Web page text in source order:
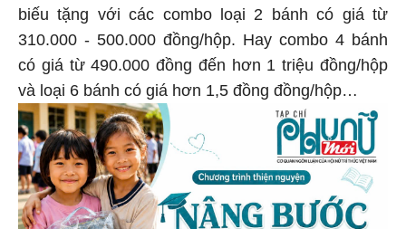
biếu tặng với các combo loại 2 bánh có giá từ
310.000 - 500.000 đồng/hộp. Hay combo 4 bánh
có giá từ 490.000 đồng đến hơn 1 triệu đồng/hộp
và loại 6 bánh có giá hơn 1,5 đồng đồng/hộp…